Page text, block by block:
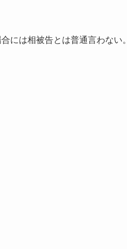
には相被告とは普通言わない。